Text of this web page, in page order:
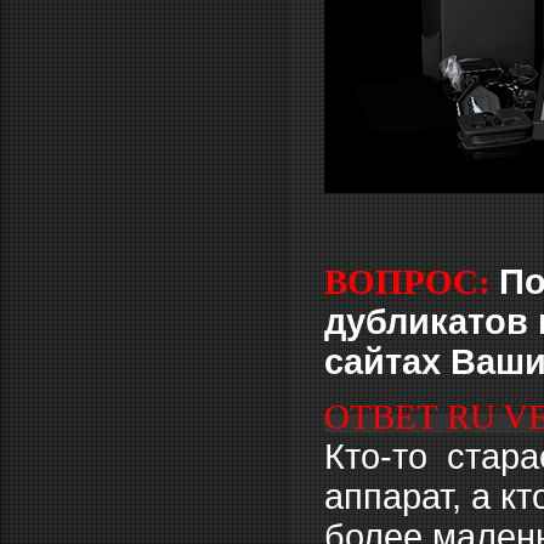
ВОПРОС:
сайтах
ОТВЕТ RU
Кто-то
аппарат, а